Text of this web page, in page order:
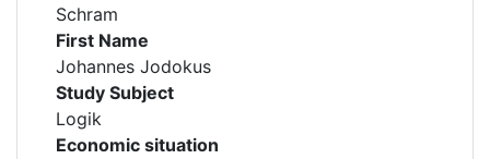
Schram
First Name
Johannes Jodokus
Study Subject
Logik
Economic situation